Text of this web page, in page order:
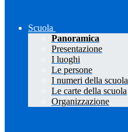
Scuola
Panoramica
Presentazione
I luoghi
Le persone
I numeri della scuola
Le carte della scuola
Organizzazione